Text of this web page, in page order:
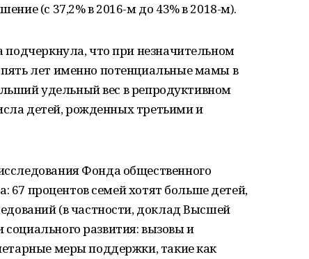
(с 37,2% в 2016-м до 43% в 2018-м).
что при незначительном
лет именно потенциальные мамы в
удельный вес в репродуктивном
детей, рожденных третьими и
Фонда общественного
67 процентов семей хотят больше детей,
(в частности, доклад Высшей
развития: вызовы и
меры поддержки, такие как